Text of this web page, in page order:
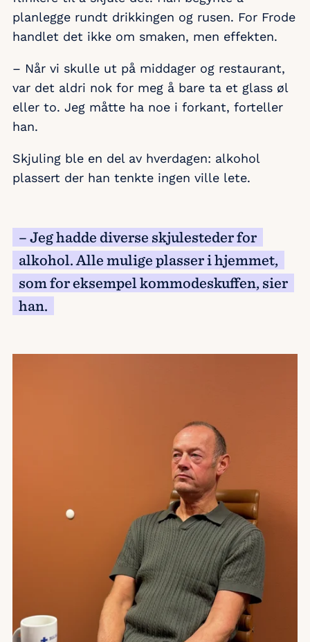
planlegge rundt drikkingen og rusen. For Frode
handlet det ikke om smaken, men effekten.
– Når vi skulle ut på middager og restaurant,
var det aldri nok for meg å bare ta et glass øl
eller to. Jeg måtte ha noe i forkant, forteller
han.
Skjuling ble en del av hverdagen: alkohol
plassert der han tenkte ingen ville lete.
– Jeg hadde diverse skjulesteder for
alkohol. Alle mulige plasser i hjemmet,
som for eksempel kommodeskuffen, sier
han.